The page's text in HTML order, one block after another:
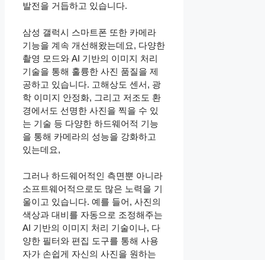
발전을 거듭하고 있습니다.
삼성 갤럭시 스마트폰 또한 카메라
기능을 계속 개선해왔는데요, 다양한
촬영 모드와 AI 기반의 이미지 처리
기술을 통해 훌륭한 사진 품질을 제
공하고 있습니다. 고해상도 센서, 광
학 이미지 안정화, 그리고 저조도 환
경에서도 선명한 사진을 찍을 수 있
는 기술 등 다양한 하드웨어적 기능
을 통해 카메라의 성능을 강화하고
있는데요,
그러나 하드웨어적인 측면뿐 아니라
소프트웨어적으로도 많은 노력을 기
울이고 있습니다. 예를 들어, 사진의
색상과 대비를 자동으로 조정해주는
AI 기반의 이미지 처리 기술이나, 다
양한 필터와 편집 도구를 통해 사용
자가 손쉽게 자신의 사진을 원하는